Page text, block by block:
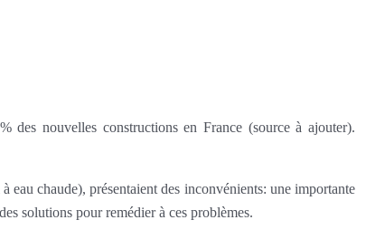
des nouvelles constructions en France (source à ajouter).
eau chaude), présentaient des inconvénients: une importante
solutions pour remédier à ces problèmes.